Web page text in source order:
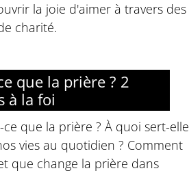
la joie d'aimer à travers des
charité.
que la prière ? 2
à la foi
ce que la prière ? À quoi sert-elle
vies au quotidien ? Comment
que change la prière dans